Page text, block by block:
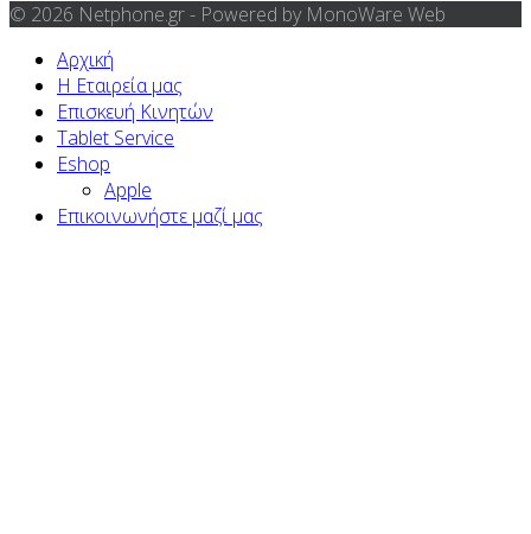
© 2026 Netphone.gr - Powered by MonoWare Web
Αρχική
Η Εταιρεία μας
Επισκευή Κινητών
Tablet Service
Eshop
Apple
Επικοινωνήστε μαζί μας